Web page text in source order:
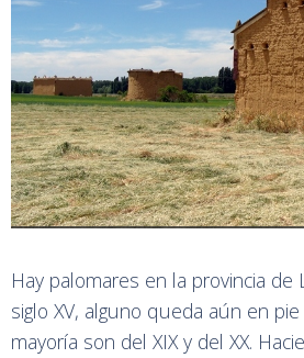
Hay palomares en la provincia
siglo XV, alguno queda aún en
mayoría son del XIX y del XX.